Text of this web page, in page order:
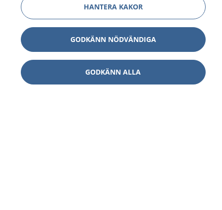
HANTERA KAKOR
GODKÄNN NÖDVÄNDIGA
GODKÄNN ALLA